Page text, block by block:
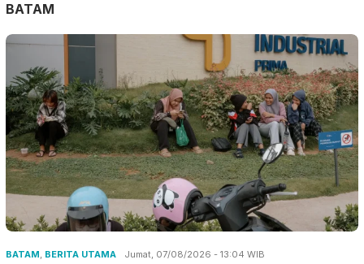
BATAM
BATAM, BERITA UTAMA Jumat, 07/08/2026 - 13:04 WIB